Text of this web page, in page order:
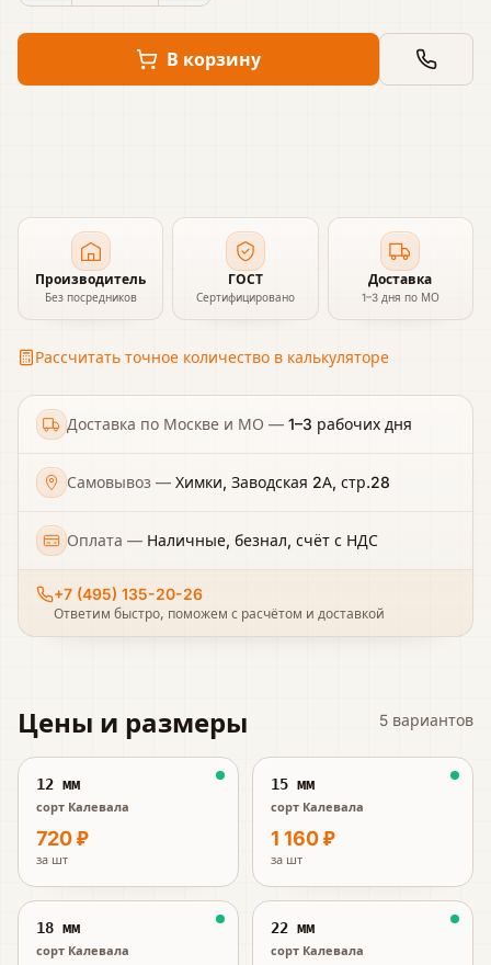
В корзину
Производитель
Без посредников
ГОСТ
Сертифицировано
Доставка
1–3 дня по МО
Рассчитать точное количество в калькуляторе
Доставка по Москве и МО — 1–3 рабочих дня
Самовывоз — Химки, Заводская 2А, стр.28
Оплата — Наличные, безнал, счёт с НДС
+7 (495) 135-20-26
Ответим быстро, поможем с расчётом и доставкой
Цены и размеры 5 вариантов
12 мм
сорт Калевала
720 ₽
за шт
15 мм
сорт Калевала
1 160 ₽
за шт
18 мм
сорт Калевала
22 мм
сорт Калевала